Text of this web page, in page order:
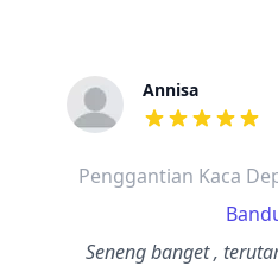
Annisa
dari ulasan
Penggantian Kaca
Seneng banget ,